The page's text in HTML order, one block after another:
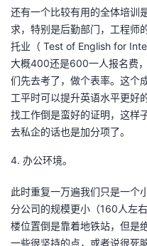
还有一个比较有用的全体培训
求，特别是后勤部门，工程师
托业（ Test of English for
大概400还是600一人报名费
们先去考了，做个表率。这个
工平时可以提升英语水平更好
找工作倒是蛮好的证明，这样
去私企的话也是加分项了。
4. 办公环境。
此时重复一万遍我们只是一个
分公司的规模更小（160人左
楼位置倒是靠着地铁站，但是
一些很坚持的点，或者说很死